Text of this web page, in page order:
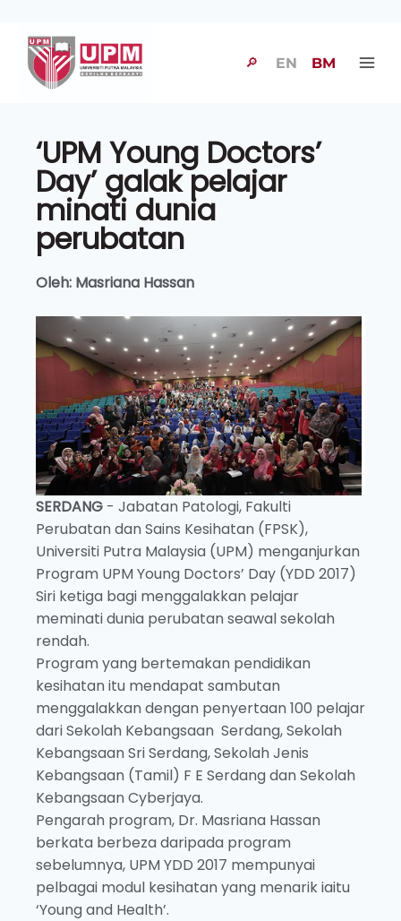
🔎 EN BM
‘UPM Young Doctors’
Day’ galak pelajar
minati dunia
perubatan
Oleh: Masriana Hassan
SERDANG - Jabatan Patologi, Fakulti
Perubatan dan Sains Kesihatan (FPSK),
Universiti Putra Malaysia (UPM) menganjurkan
Program UPM Young Doctors’ Day (YDD 2017)
Siri ketiga bagi menggalakkan pelajar
meminati dunia perubatan seawal sekolah
rendah.
Program yang bertemakan pendidikan
kesihatan itu mendapat sambutan
menggalakkan dengan penyertaan 100 pelajar
dari Sekolah Kebangsaan Serdang, Sekolah
Kebangsaan Sri Serdang, Sekolah Jenis
Kebangsaan (Tamil) F E Serdang dan Sekolah
Kebangsaan Cyberjaya.
Pengarah program, Dr. Masriana Hassan
berkata berbeza daripada program
sebelumnya, UPM YDD 2017 mempunyai
pelbagai modul kesihatan yang menarik iaitu
‘Young and Health’.